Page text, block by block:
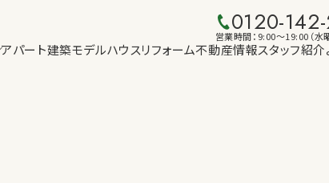
0120-
営業時間：9:00〜19:00（水
アパート建築モデルハウスリフォーム不動産情報スタッフ紹介